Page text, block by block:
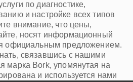
по диагностике,
и настройке всех типов
внимание, что цены,
носят информационный
официальным предложением.
связавшись с нашими
марка Bork, упомянутая на
и используется нами